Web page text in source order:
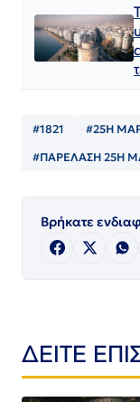
#1821 #25Η
#ΠΑΡΕΛΑΣΗ 25Η
Βρήκατε
ΔΕΙΤΕ